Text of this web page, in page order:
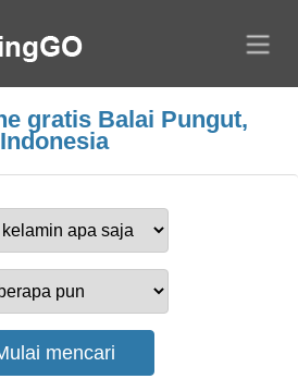
gratis Balai Pungut,
Indonesia